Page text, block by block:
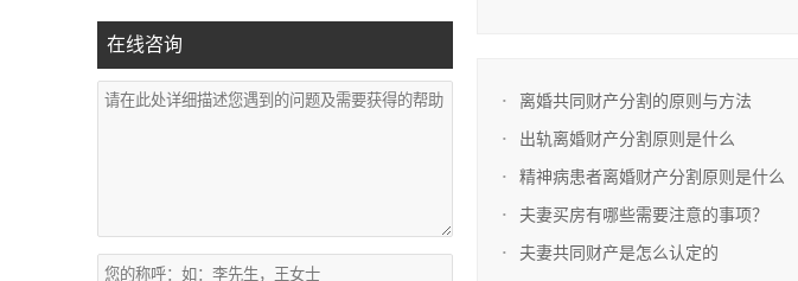
在线咨询
离婚共同财产分割的原则与方法
出轨离婚财产分割原则是什么
精神病患者离婚财产分割原则是什么
夫妻买房有哪些需要注意的事项？
夫妻共同财产是怎么认定的